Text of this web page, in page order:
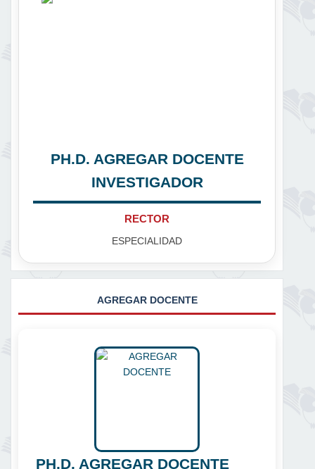
PH.D. AGREGAR DOCENTE
INVESTIGADOR
RECTOR
ESPECIALIDAD
AGREGAR DOCENTE
PH.D. AGREGAR DOCENTE